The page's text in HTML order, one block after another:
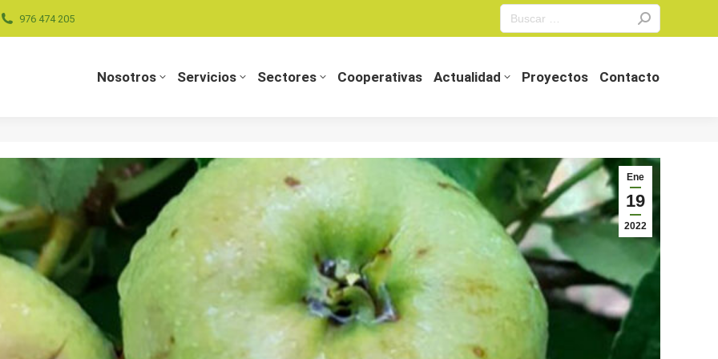
976 474 205
Search:
Nosotros Servicios Sectores Cooperativas Actualidad Proyectos Contacto
Ene
19
2022
Actualidad Proyectos Contacto